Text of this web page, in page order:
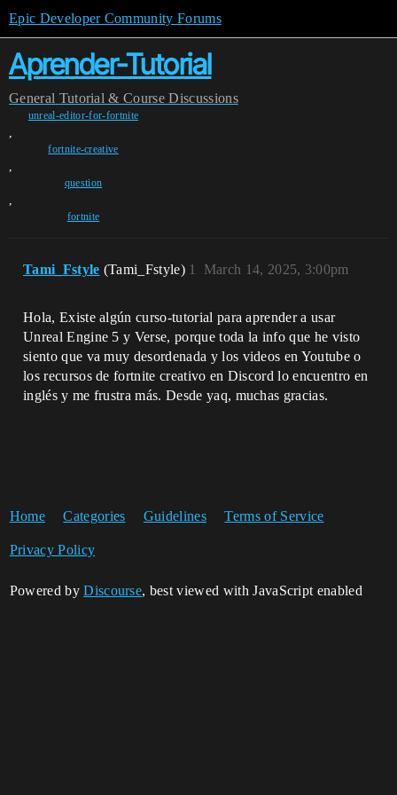
Epic Developer Community Forums
Aprender-Tutorial
General Tutorial & Course Discussions
unreal-editor-for-fortnite
,
fortnite-creative
,
question
,
fortnite
Tami_Fstyle (Tami_Fstyle) March 14, 2025, 3:00pm
1
Hola, Existe algún curso-tutorial para aprender a usar
Unreal Engine 5 y Verse, porque toda la info que he visto
siento que va muy desordenada y los videos en Youtube o
los recursos de fortnite creativo en Discord lo encuentro en
inglés y me frustra más. Desde yaq, muchas gracias.
Home Categories Guidelines Terms of Service
Privacy Policy
Powered byDiscourse, best viewed with JavaScript enabled